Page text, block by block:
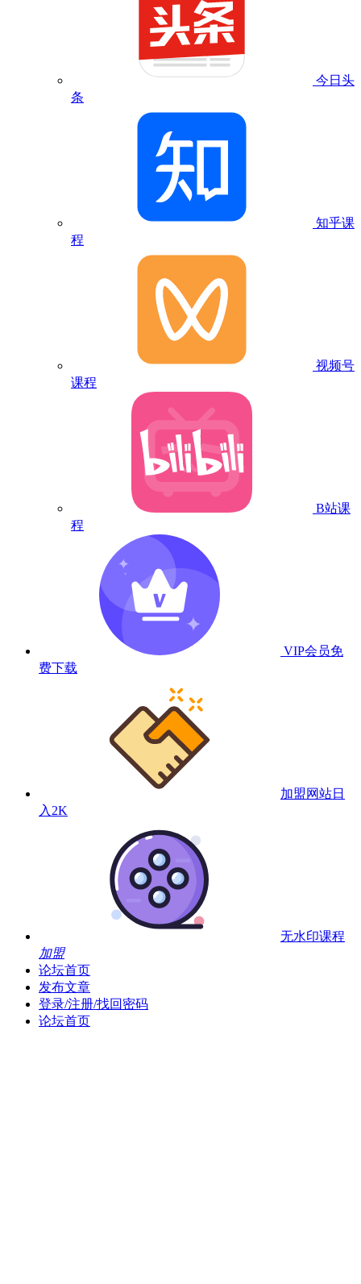
今日头
条
知乎课
程
视频号
课程
B站课
程
VIP会员免
费下载
加盟网站日
入2K
无水印课程
加盟
论坛首页
发布文章
登录/注册/找回密码
论坛首页